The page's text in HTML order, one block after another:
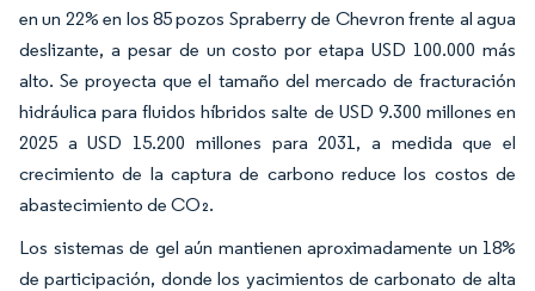
en un 22% en los 85 pozos Spraberry de Chevron frente al agua
deslizante, a pesar de un costo por etapa USD 100.000 más
alto. Se proyecta que el tamaño del mercado de fracturación
hidráulica para fluidos híbridos salte de USD 9.300 millones en
2025 a USD 15.200 millones para 2031, a medida que el
crecimiento de la captura de carbono reduce los costos de
abastecimiento de CO₂.
Los sistemas de gel aún mantienen aproximadamente un 18%
de participación, donde los yacimientos de carbonato de alta